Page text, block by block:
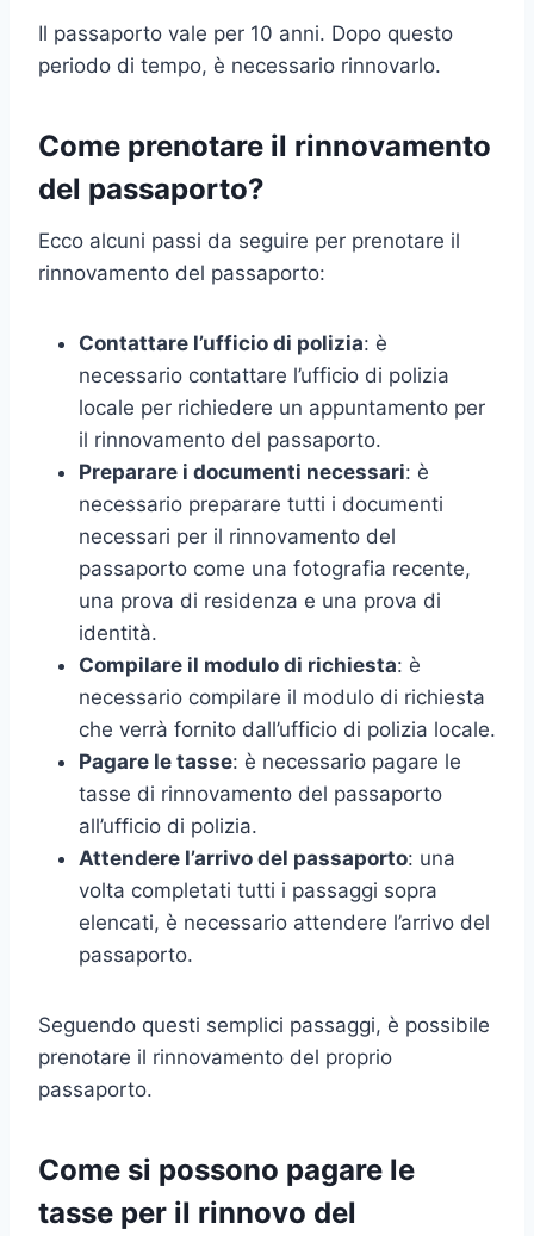
Il passaporto vale per 10 anni. Dopo questo
periodo di tempo, è necessario rinnovarlo.
Come prenotare il rinnovamento
del passaporto?
Ecco alcuni passi da seguire per prenotare il
rinnovamento del passaporto:
Contattare l’ufficio di polizia: è
necessario contattare l’ufficio di polizia
locale per richiedere un appuntamento per
il rinnovamento del passaporto.
Preparare i documenti necessari: è
necessario preparare tutti i documenti
necessari per il rinnovamento del
passaporto come una fotografia recente,
una prova di residenza e una prova di
identità.
Compilare il modulo di richiesta: è
necessario compilare il modulo di richiesta
che verrà fornito dall’ufficio di polizia locale.
Pagare le tasse: è necessario pagare le
tasse di rinnovamento del passaporto
all’ufficio di polizia.
Attendere l’arrivo del passaporto: una
volta completati tutti i passaggi sopra
elencati, è necessario attendere l’arrivo del
passaporto.
Seguendo questi semplici passaggi, è possibile
prenotare il rinnovamento del proprio
passaporto.
Come si possono pagare le
tasse per il rinnovo del